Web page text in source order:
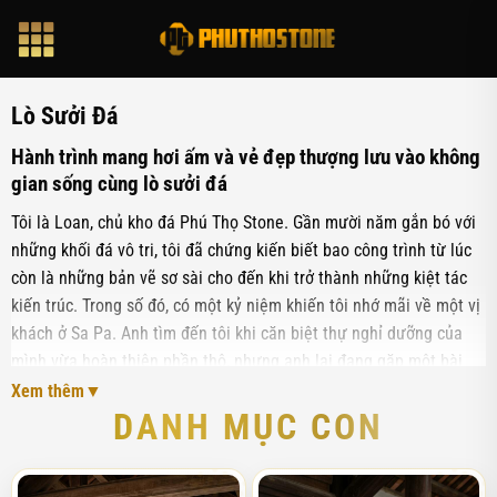
qua
Lò Sưởi Đá
Hành trình mang hơi ấm và vẻ đẹp thượng lưu vào không
gian sống cùng lò sưởi đá
Tôi là Loan, chủ kho đá Phú Thọ Stone. Gần mười năm gắn bó với
những khối đá vô tri, tôi đã chứng kiến biết bao công trình từ lúc
còn là những bản vẽ sơ sài cho đến khi trở thành những kiệt tác
kiến trúc. Trong số đó, có một kỷ niệm khiến tôi nhớ mãi về một vị
khách ở Sa Pa. Anh tìm đến tôi khi căn biệt thự nghỉ dưỡng của
mình vừa hoàn thiện phần thô, nhưng anh lại đang gặp một bài
toán nan giải: Phòng khách rất rộng, trần cao, dù đã lắp hệ thống
điều hòa trung tâm hiện đại nhưng vẫn có cảm giác trống trải và
lạnh lẽo. Anh muốn một điểm nhấn vừa mang tính thẩm mỹ cao,
vừa tạo được sự ấm cúng thực thụ cho gia đình mỗi khi đông về.
Xem thêm
DANH MỤC CON